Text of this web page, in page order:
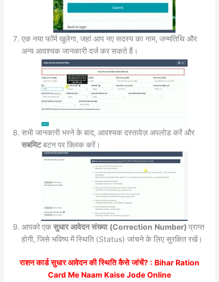
एक नया फॉर्म खुलेगा, जहां आप नए सदस्य का नाम, जन्मतिथि और
अन्य आवश्यक जानकारी दर्ज कर सकते हैं।
सभी जानकारी भरने के बाद, आवश्यक दस्तावेज़ अपलोड करें और
सबमिटबटन पर क्लिक करें।
आपको एक सुधार आवेदन संख्या (Correction Number) प्राप्त
होगी, जिसे भविष्य में स्थिति (Status) जांचने के लिए सुरक्षित रखें।
राशन कार्ड सुधार आवेदन की स्थिति कैसे जांचें? : Bihar Ration
Card Me Naam Kaise Jode Online